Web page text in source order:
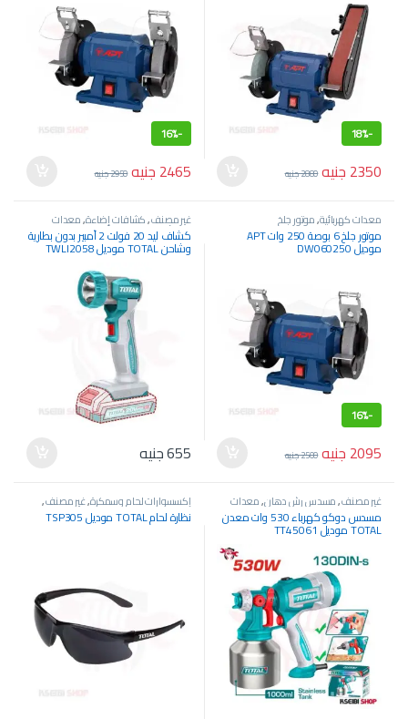
-
18%
2350 جنيه 2880جنيه
-
16%
2465 جنيه 2950جنيه
معدات كهربائية,موتور جلخ
موتور جلخ 6 بوصة 250 وات APT
موديل DW060250
-
16%
2095 جنيه 2500جنيه
غير مصنف,كشافات إضاءة,معدات
كهربائية كشاف ليد 20 فولت 2 أمبير بدون بطارية
وشاحن TOTAL موديل TWLI2058
655جنيه
غير مصنف,مسدس رش دهان,معدات
كهربائية مسدس دوكو كهرباء 530 وات معدن
TOTAL موديل TT45061
إكسسوارات لحام وسمكرة,غير مصنف,
معدات اللحام والسمكرة
نظارة لحام TOTAL موديل TSP305